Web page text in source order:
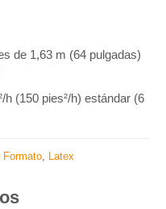
de 1,63 m (64 pulgadas)
h (150 pies²/h) estándar (6
Formato, Latex